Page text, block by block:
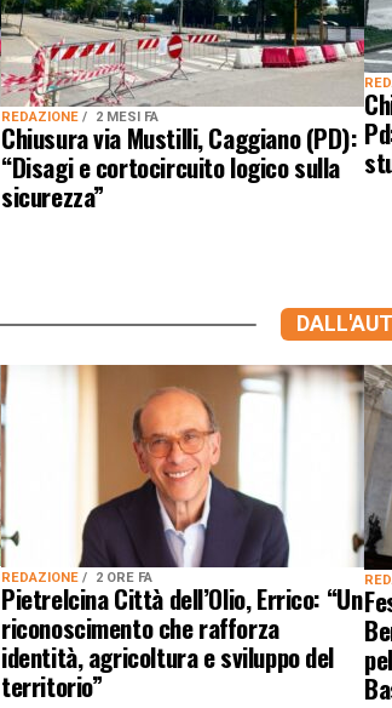
REDAZIONE 2 MESI FA
Chiusura via Mustilli, Caggiano (PD):
“Disagi e cortocircuito logico sulla
sicurezza”
REDAZIONE 2 ORE FA
Pietrelcina Città dell’Olio, Errico: “Un
riconoscimento che rafforza
identità, agricoltura e sviluppo del
territorio”